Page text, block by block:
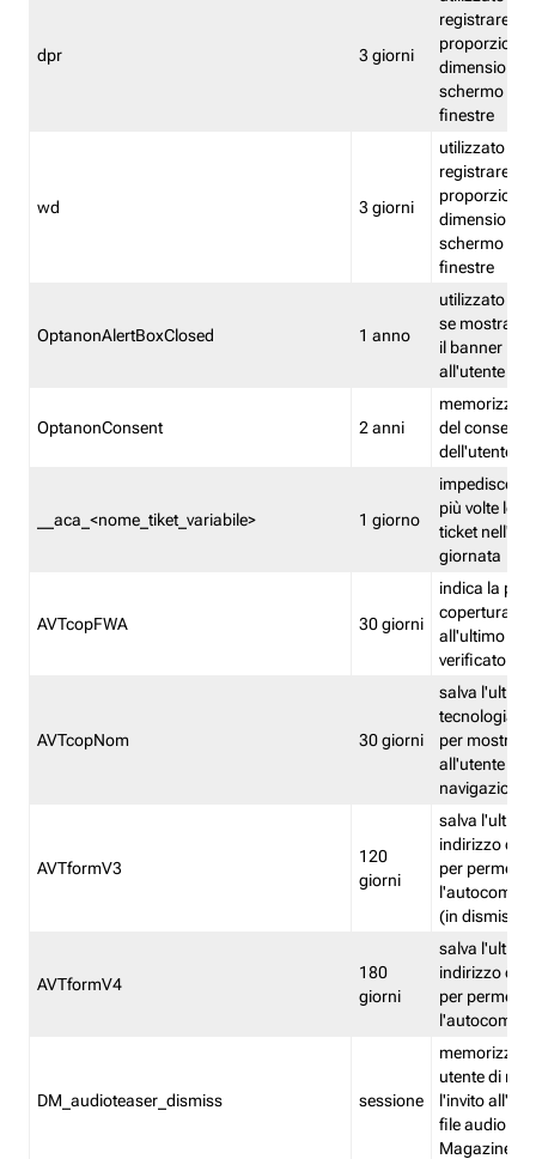
dpr 3 giorni
registrare le
proporzioni
dimensioni
schermo e
finestre
wd 3 giorni
utilizzato per
registrare le
proporzioni
dimensioni
schermo e
finestre
OptanonAlertBoxClosed 1 anno
utilizzato per
se mostrare
il banner
all'utente
OptanonConsent 2 anni
memorizza
del
dell'utente
__aca_<nome_tiket_variabile> 1 giorno
impedisce di
più volte lo
ticket
giornata
AVTcopFWA 30 giorni
indica la
copertura
all'ultimo
verificato
AVTcopNom 30 giorni
salva l'ultima
tecnologia
per
all'utente
navigazione
AVTformV3
120
giorni
salva l'ultimo
indirizzo di
per
(in
AVTformV4
180
giorni
salva l'ultimo
indirizzo di
per
DM_audioteaser_dismiss sessione
memorizza
utente di
l'invito
file audio del
Magazine